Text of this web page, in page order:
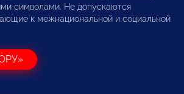
символами. Не допускаются
к межнациональной и социальной